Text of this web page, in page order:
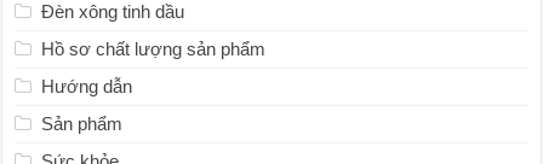
Đèn xông tinh dầu
Hồ sơ chất lượng sản phẩm
Hướng dẫn
Sản phẩm